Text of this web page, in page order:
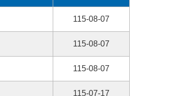
115-08-07
115-08-07
115-08-07
115-07-17